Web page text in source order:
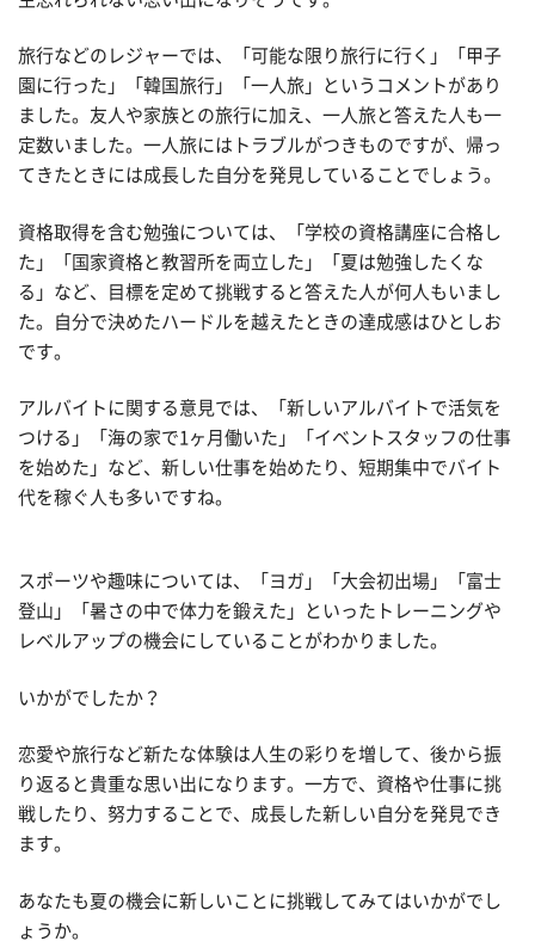
旅行などのレジャーでは、「可能な限り旅行に行く」「甲子
園に行った」「韓国旅行」「一人旅」というコメントがあり
ました。友人や家族との旅行に加え、一人旅と答えた人も一
定数いました。一人旅にはトラブルがつきものですが、帰っ
てきたときには成長した自分を発見していることでしょう。
資格取得を含む勉強については、「学校の資格講座に合格し
た」「国家資格と教習所を両立した」「夏は勉強したくな
る」など、目標を定めて挑戦すると答えた人が何人もいまし
た。自分で決めたハードルを越えたときの達成感はひとしお
です。
アルバイトに関する意見では、「新しいアルバイトで活気を
つける」「海の家で1ヶ月働いた」「イベントスタッフの仕事
を始めた」など、新しい仕事を始めたり、短期集中でバイト
代を稼ぐ人も多いですね。
スポーツや趣味については、「ヨガ」「大会初出場」「富士
登山」「暑さの中で体力を鍛えた」といったトレーニングや
レベルアップの機会にしていることがわかりました。
いかがでしたか？
恋愛や旅行など新たな体験は人生の彩りを増して、後から振
り返ると貴重な思い出になります。一方で、資格や仕事に挑
戦したり、努力することで、成長した新しい自分を発見でき
ます。
あなたも夏の機会に新しいことに挑戦してみてはいかがでし
ょうか。